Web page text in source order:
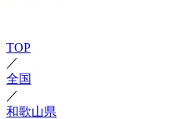
TOP
／
全国
／
和歌山県